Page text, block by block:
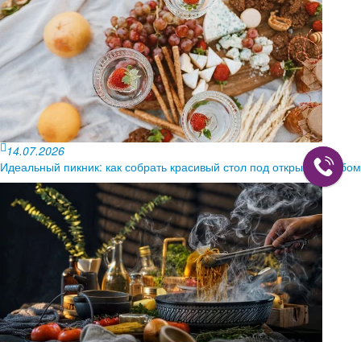
14.07.2026
Идеальный пикник: как собрать красивый стол под открытым небом